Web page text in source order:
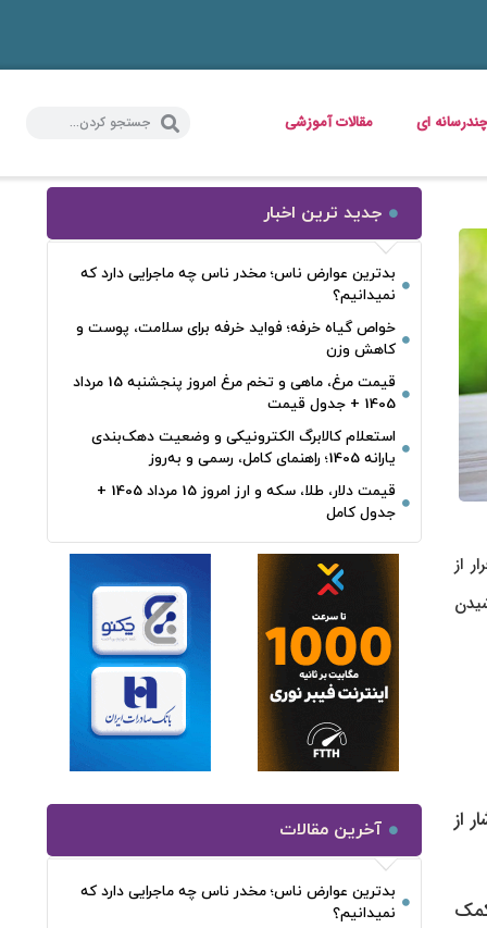
چندرسانه ای مقالات آموزشی
از
از
جدید ترین اخبار
بدترین عوارض ناس؛ مخدر ناس چه ماجرایی دارد که
نمیدانیم؟
خواص گیاه خرفه؛ فواید خرفه برای سلامت، پوست و
کاهش وزن
قیمت مرغ، ماهی و تخم مرغ امروز پنجشنبه 15 مرداد
1405 + جدول قیمت
استعلام کالابرگ الکترونیکی و وضعیت دهک‌بندی
یارانه 1405؛ راهنمای کامل، رسمی و به‌روز
قیمت دلار، طلا، سکه و ارز امروز 15 مرداد 1405 +
جدول کامل
آخرین مقالات
بدترین عوارض ناس؛ مخدر ناس چه ماجرایی دارد که
نمیدانیم؟